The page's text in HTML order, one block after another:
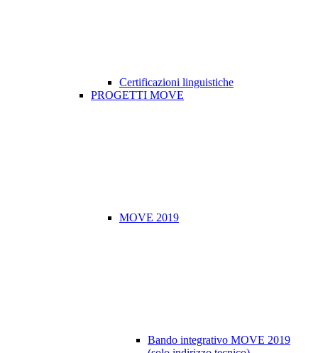
Certificazioni linguistiche
PROGETTI MOVE
MOVE 2019
Bando integrativo MOVE 2019